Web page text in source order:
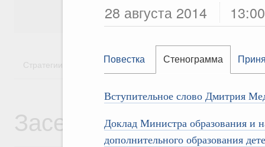
28 августа 2014 13:00
Повестка Стенограмма
Вступительное слово Дмитрия
Доклад Министра образования и
дополнительного образования
Общество
Государство
Стратегии Государственные программы
Заседания